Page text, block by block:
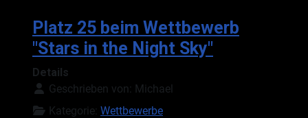
Platz 25 beim Wettbewerb
"Stars in the Night Sky"
Details
Geschrieben von:
Michael
Kategorie: Wettbewerbe